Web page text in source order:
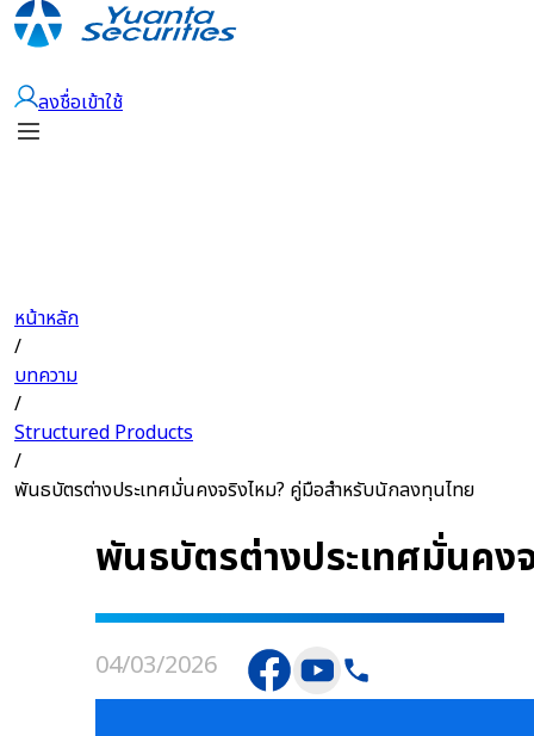
ลงชื่อเข้าใช้
หน้าหลัก
/
บทความ
/
Structured Products
/
พันธบัตรต่างประเทศมั่นคงจริงไหม? คู่มือสำหรับนักลงทุนไทย
พันธบัตรต่างประเทศมั่นค
04/03/2026